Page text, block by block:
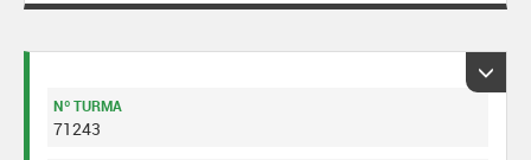
Nº TURMA
71243